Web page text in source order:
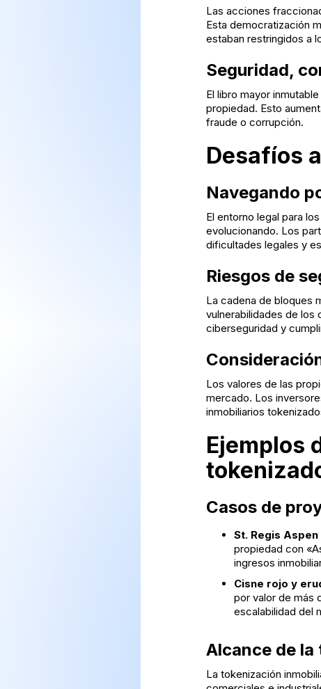
Las acciones
Esta democratización
estaban restringidos a
Seguridad,
El libro mayor
propiedad. Esto
fraude o corrupción.
Desafíos
Navegando
El entorno legal para
evolucionando. Los
dificultades legales y
Riesgos de
La cadena de bloques
vulnerabilidades de los
ciberseguridad y
Los valores de las
mercado. Los
inmobiliarios
Ejemplos
Casos de
St. Regis
propiedad con
ingresos
Cisne rojo y
por valor de más
escalabilidad del
Alcance de
La tokenización